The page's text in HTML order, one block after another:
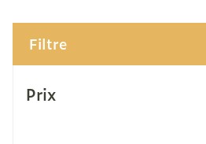
Filtre
Prix